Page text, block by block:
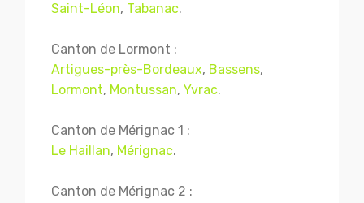
Saint-Léon, Tabanac.
Canton de Lormont :
Artigues-près-Bordeaux, Bassens,
Lormont, Montussan, Yvrac.
Canton de Mérignac 1 :
Le Haillan, Mérignac.
Canton de Mérignac 2 :